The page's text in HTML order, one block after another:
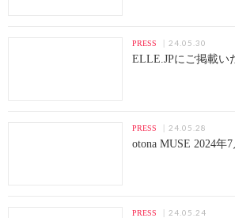
PRESS 24.05.30
ELLE.JPにご掲載い
PRESS 24.05.28
otona MUSE 2024年
PRESS 24.05.24